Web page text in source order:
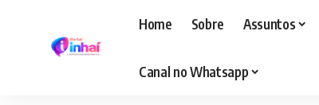
Home Sobre Assuntos
Canal no Whatsapp